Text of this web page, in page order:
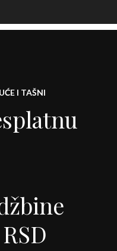
I TAŠNI